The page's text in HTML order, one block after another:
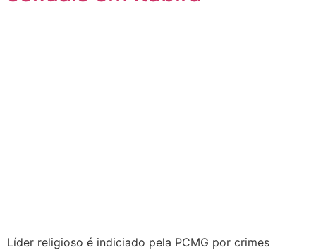
Líder religioso é indiciado pela PCMG por crimes